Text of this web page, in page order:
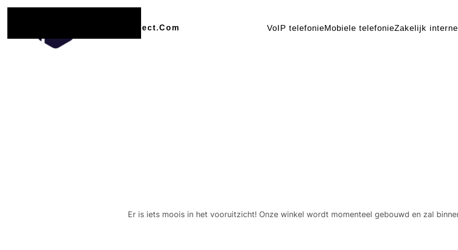
VoIP telefonieMobiele telefonieZakelijk
Er is iets moois in het vooruitzicht! Onze winkel wordt momenteel gebouwd en zal